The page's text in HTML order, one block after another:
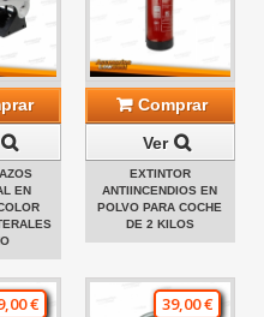
EN
Comprar
Ver
EXTINTOR
ANTIINCENDIOS EN
POLVO PARA COCHE
DE 2 KILOS
€ 39,00 €